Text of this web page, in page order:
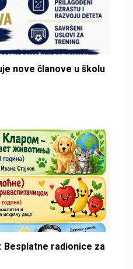
nove članove u školu
Besplatne radionice za